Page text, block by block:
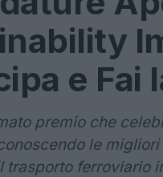
e Fai
premio che
le
trasporto ferroviario